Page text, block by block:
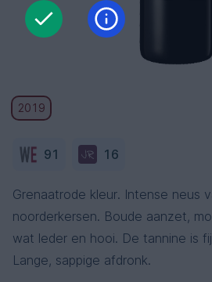
2019
91 16
Grenaatrode kleur. Intense neus
noorderkersen. Boude aanzet,
wat leder en hooi. De tannine is
Lange, sappige afdronk.